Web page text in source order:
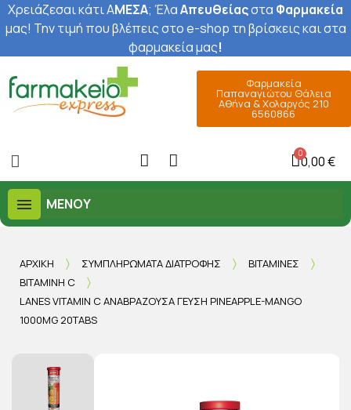
Χρειάζεσαι κάτι ΑΜΕΣΑ; ΈλαΑπευθείαςστα Φαρμακεία
μας! Την τιμή που βλέπεις στο e-shop τη βρίσκεις και στα
φαρμακεία μας!
Φαρμακεία
Παπαναγιώτου Θάλεια
Αθήνα & Χολαργός 210
6560866
0,00 €
ΜΕΝΟΎ
ΑΡΧΙΚΉ ΣΥΜΠΛΗΡΏΜΑΤΑ ΔΙΑΤΡΟΦΉΣ
ΒΙΤΑΜΊΝΕΣ
ΒΙΤΑΜΊΝΗ C
LANES VITAMIN C ΑΝΑΒΡΆΖΟΥΣΑ ΓΕΎΣΗ PINEAPPLE-MANGO
1000MG 20TABS